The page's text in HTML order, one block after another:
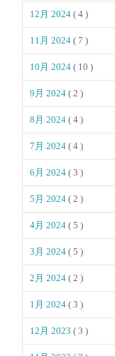
12月 2024 ( 4 )
11月 2024 ( 7 )
10月 2024 ( 10 )
9月 2024 ( 2 )
8月 2024 ( 4 )
7月 2024 ( 4 )
6月 2024 ( 3 )
5月 2024 ( 2 )
4月 2024 ( 5 )
3月 2024 ( 5 )
2月 2024 ( 2 )
1月 2024 ( 3 )
12月 2023 ( 3 )